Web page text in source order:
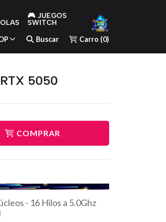
🎮 JUEGOS
SWITCH
Buscar Carro (0)
5050
COMPRAR
- 16 Hilos a 5.0Ghz